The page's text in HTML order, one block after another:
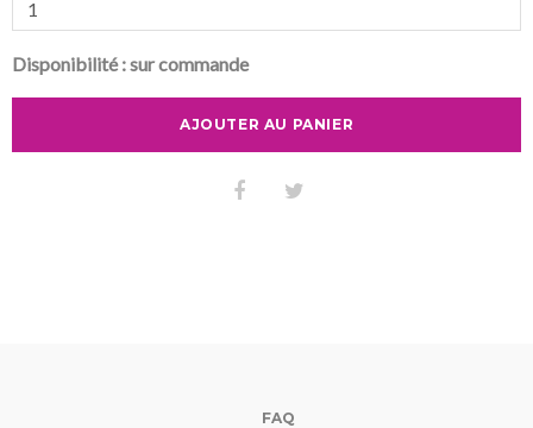
Disponibilité :sur commande
AJOUTER AU PANIER
FAQ